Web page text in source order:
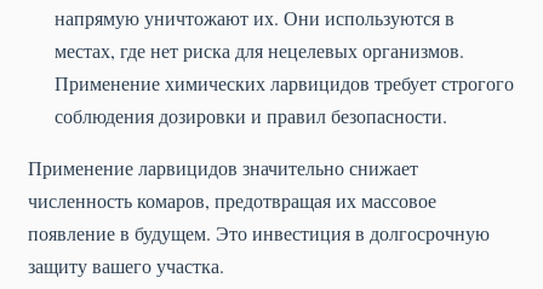
напрямую уничтожают их. Они используются в
местах, где нет риска для нецелевых организмов.
Применение химических ларвицидов требует строгого
соблюдения дозировки и правил безопасности.
Применение ларвицидов значительно снижает
численность комаров, предотвращая их массовое
появление в будущем. Это инвестиция в долгосрочную
защиту вашего участка.